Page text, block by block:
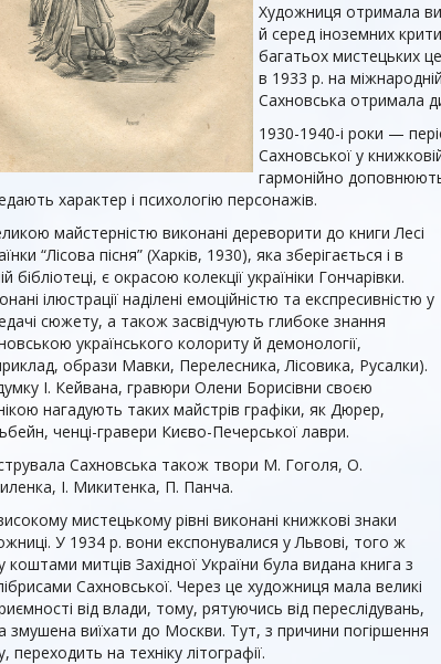
Художниця отримала
й серед іноземних
багатьох мистецьких
в 1933 р. на
Сахновська отримала
1930-1940-і роки —
Сахновської у
гармонійно
характер і психологію персонажів.
майстерністю виконані дереворити до книги Лесі
“Лісова пісня” (Харків, 1930), яка зберігається і в
бібліотеці, є окрасою колекції україніки Гончарівки.
ілюстрації наділені емоційністю та експресивністю у
сюжету, а також засвідчують глибоке знання
українського колориту й демонології,
образи Мавки, Перелесника, Лісовика, Русалки).
І. Кейвана, гравюри Олени Борисівни своєю
нагадують таких майстрів графіки, як Дюрер,
ченці-гравери Києво-Печерської лаври.
Сахновська також твори М. Гоголя, О.
І. Микитенка, П. Панча.
мистецькому рівні виконані книжкові знаки
У 1934 р. вони експонувалися у Львові, того ж
коштами митців Західної України була видана книга з
Сахновської. Через це художниця мала великі
від влади, тому, рятуючись від переслідувань,
змушена виїхати до Москви. Тут, з причини погіршення
переходить на техніку літографії.